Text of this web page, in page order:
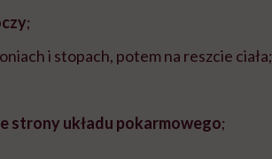
;
i stopach, potem na reszcie ciała;
strony układu pokarmowego;